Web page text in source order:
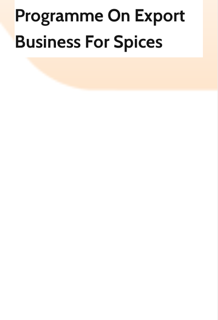
Programme On Export
Business For Spices